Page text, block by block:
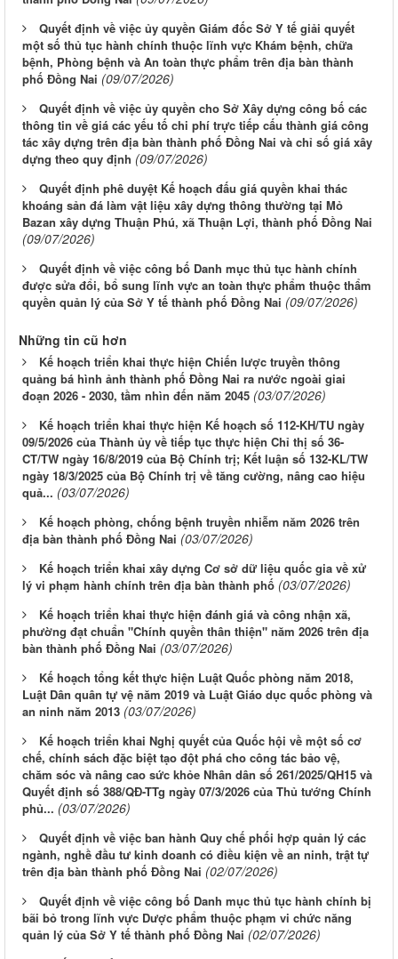
Quyết định về việc ủy quyền Giám đốc Sở Y tế giải quyết
một số thủ tục hành chính thuộc lĩnh vực Khám bệnh, chữa
bệnh, Phòng bệnh và An toàn thực phẩm trên địa bàn thành
phố Đồng Nai (09/07/2026)
Quyết định về việc ủy quyền cho Sở Xây dựng công bố các
thông tin về giá các yếu tố chi phí trực tiếp cấu thành giá công
tác xây dựng trên địa bàn thành phố Đồng Nai và chỉ số giá xây
dựng theo quy định (09/07/2026)
Quyết định phê duyệt Kế hoạch đấu giá quyền khai thác
khoáng sản đá làm vật liệu xây dựng thông thường tại Mỏ
Bazan xây dựng Thuận Phú, xã Thuận Lợi, thành phố Đồng Nai
(09/07/2026)
Quyết định về việc công bố Danh mục thủ tục hành chính
được sửa đổi, bổ sung lĩnh vực an toàn thực phẩm thuộc thẩm
quyền quản lý của Sở Y tế thành phố Đồng Nai (09/07/2026)
Những tin cũ hơn
Kế hoạch triển khai thực hiện Chiến lược truyền thông
quảng bá hình ảnh thành phố Đồng Nai ra nước ngoài giai
đoạn 2026 - 2030, tầm nhìn đến năm 2045 (03/07/2026)
Kế hoạch triển khai thực hiện Kế hoạch số 112-KH/TU ngày
09/5/2026 của Thành ủy về tiếp tục thực hiện Chỉ thị số 36-
CT/TW ngày 16/8/2019 của Bộ Chính trị; Kết luận số 132-KL/TW
ngày 18/3/2025 của Bộ Chính trị về tăng cường, nâng cao hiệu
quả... (03/07/2026)
Kế hoạch phòng, chống bệnh truyền nhiễm năm 2026 trên
địa bàn thành phố Đồng Nai (03/07/2026)
Kế hoạch triển khai xây dựng Cơ sở dữ liệu quốc gia về xử
lý vi phạm hành chính trên địa bàn thành phố (03/07/2026)
Kế hoạch triển khai thực hiện đánh giá và công nhận xã,
phường đạt chuẩn "Chính quyền thân thiện" năm 2026 trên địa
bàn thành phố Đồng Nai (03/07/2026)
Kế hoạch tổng kết thực hiện Luật Quốc phòng năm 2018,
Luật Dân quân tự vệ năm 2019 và Luật Giáo dục quốc phòng và
an ninh năm 2013 (03/07/2026)
Kế hoạch triển khai Nghị quyết của Quốc hội về một số cơ
chế, chính sách đặc biệt tạo đột phá cho công tác bảo vệ,
chăm sóc và nâng cao sức khỏe Nhân dân số 261/2025/QH15 và
Quyết định số 388/QĐ-TTg ngày 07/3/2026 của Thủ tướng Chính
phủ... (03/07/2026)
Quyết định về việc ban hành Quy chế phối hợp quản lý các
ngành, nghề đầu tư kinh doanh có điều kiện về an ninh, trật tự
trên địa bàn thành phố Đồng Nai (02/07/2026)
Quyết định về việc công bố Danh mục thủ tục hành chính bị
bãi bỏ trong lĩnh vực Dược phẩm thuộc phạm vi chức năng
quản lý của Sở Y tế thành phố Đồng Nai (02/07/2026)